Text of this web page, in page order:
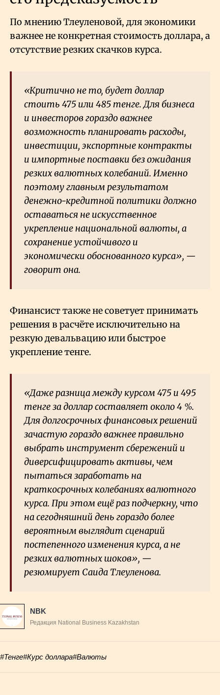
По мнению Тлеуленовой, для экономики
важнее не конкретная стоимость доллара, а
отсутствие резких скачков курса.
«Критично не то, будет доллар
стоить 475 или 485 тенге. Для бизнеса
и инвесторов гораздо важнее
возможность планировать расходы,
инвестиции, экспортные контракты
и импортные поставки без ожидания
резких валютных колебаний. Именно
поэтому главным результатом
денежно-кредитной политики должно
оставаться не искусственное
укрепление национальной валюты, а
сохранение устойчивого и
экономически обоснованного курса», —
говорит она.
Финансист также не советует принимать
решения в расчёте исключительно на
резкую девальвацию или быстрое
укрепление тенге.
«Даже разница между курсом 475 и 495
тенге за доллар составляет около 4 %.
Для долгосрочных финансовых решений
зачастую гораздо важнее правильно
выбрать инструмент сбережений и
диверсифицировать активы, чем
пытаться заработать на
краткосрочных колебаниях валютного
курса. При этом ещё раз подчеркну, что
на сегодняшний день гораздо более
вероятным выглядит сценарий
постепенного изменения курса, а не
резких валютных шоков», —
резюмирует Саида Тлеуленова.
NBK
Редакция National Business Kazakhstan
#Тенге#Курс доллара#Валюты